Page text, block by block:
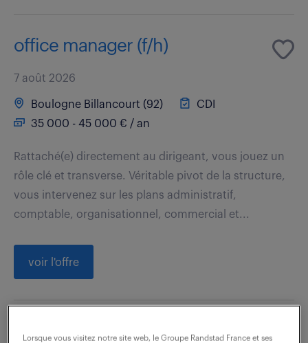
office manager (f/h)
7 août 2026
Boulogne Billancourt (92)
CDI
35 000 - 45 000 € / an
Rattaché(e) directement au dirigeant, vous jouez un
rôle clé et transverse. Véritable pivot de la structure,
vous intervenez sur les plans administratif,
comptable, organisationnel, commercial et...
voir l'offre
assistant credit manager (f/h)
Lorsque vous visitez notre site web, le Groupe Randstad France et ses